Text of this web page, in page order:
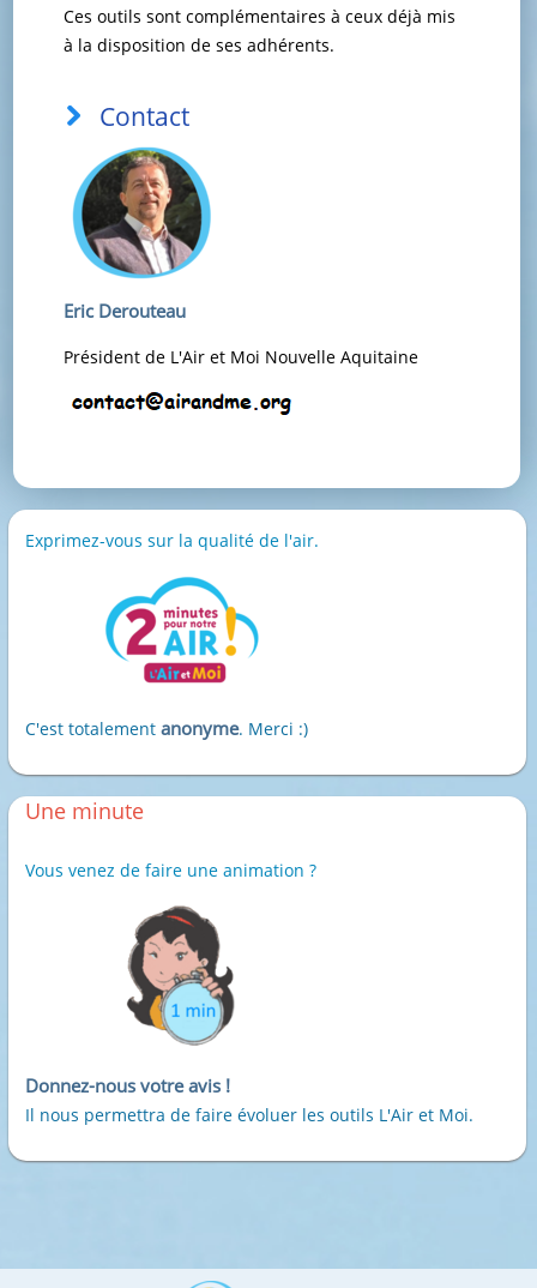
Ces outils sont complémentaires à ceux déjà mis
à la disposition de ses adhérents.
Contact
Eric Derouteau
Président de L'Air et Moi Nouvelle Aquitaine
Exprimez-vous sur la qualité de l'air.
C'est totalement anonyme. Merci :)
Une minute
Vous venez de faire une animation ?
Donnez-nous votre avis !
Il nous permettra de faire évoluer les outils L'Air et Moi.